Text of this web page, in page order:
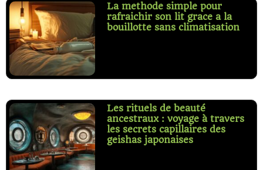
La methode simple pour
rafraichir son lit grace a la
bouillotte sans climatisation
Les rituels de beauté
ancestraux : voyage à travers
les secrets capillaires des
geishas japonaises